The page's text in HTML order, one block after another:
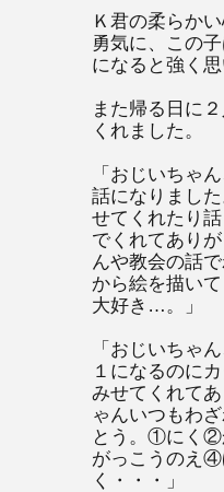
Ｋ君の柔らか
勇気に、この
になると強く思
また帰る日に
くれました。
「おじいちゃ
話になりまし
せてくれたり
でくれてあり
んや教会の話
から絵を描い
大好き…。」
「おじいちゃ
１になるのに
みせてくれて
ゃんいつもわ
とう。①にく②
がっこうのえ
く・・・」